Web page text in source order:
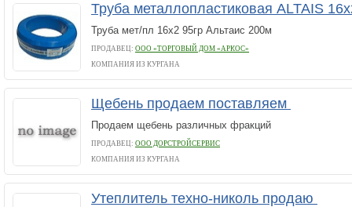
Труба металлопластиковая ALTAIS
Труба мет/пл 16х2 95гр Альтаис 200м
ПРОДАВЕЦ: ООО «ТОРГОВЫЙ ДОМ «АРКОС»
КОМПАНИЯ ИЗ КУРГАНА
Щебень продаем поставляем
Продаем щебень различных фракций
ПРОДАВЕЦ: ООО ДОРСТРОЙСЕРВИС
КОМПАНИЯ ИЗ КУРГАНА
Утеплитель техно-николь продаю